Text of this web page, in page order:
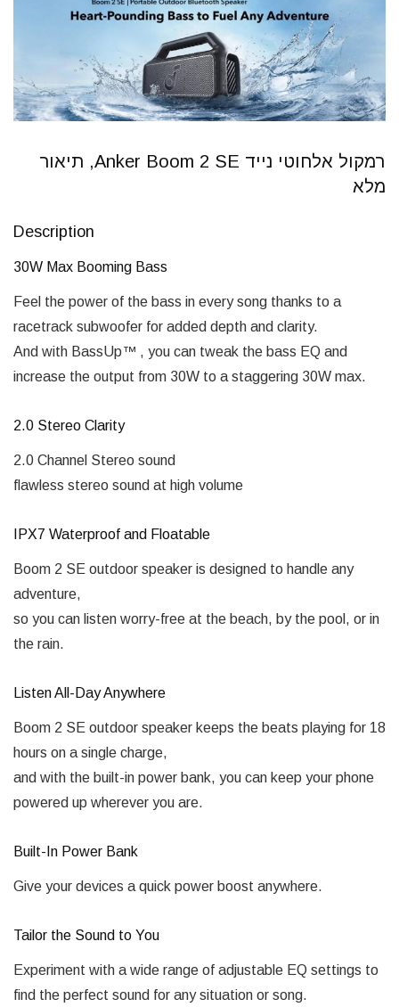
רמקול אלחוטי נייד Anker Boom 2 SE, תיאור
מלא
Description
30W Max Booming Bass
Feel the power of the bass in every song thanks to a
racetrack subwoofer for added depth and clarity.
And with BassUp™️ , you can tweak the bass EQ and
increase the output from 30W to a staggering 30W max.
2.0 Stereo Clarity
2.0 Channel Stereo sound
flawless stereo sound at high volume
IPX7 Waterproof and Floatable
Boom 2 SE outdoor speaker is designed to handle any
adventure,
so you can listen worry-free at the beach, by the pool, or in
the rain.
Listen All-Day Anywhere
Boom 2 SE outdoor speaker keeps the beats playing for 18
hours on a single charge,
and with the built-in power bank, you can keep your phone
powered up wherever you are.
Built-In Power Bank
Give your devices a quick power boost anywhere.
Tailor the Sound to You
Experiment with a wide range of adjustable EQ settings to
find the perfect sound for any situation or song.